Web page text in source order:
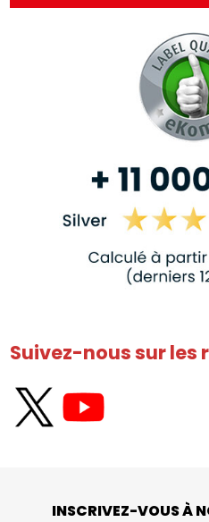
Suivez-nous sur les
INSCRIVEZ-VOUS À